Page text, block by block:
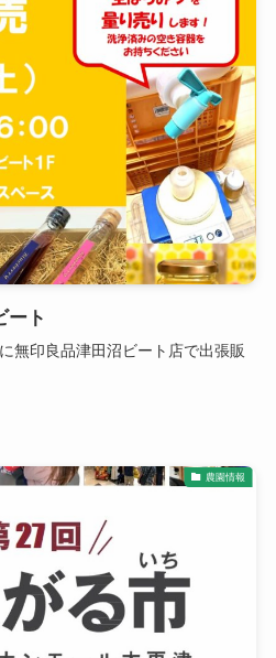
ート
無印良品津田沼ビート店で出張販
農園情報